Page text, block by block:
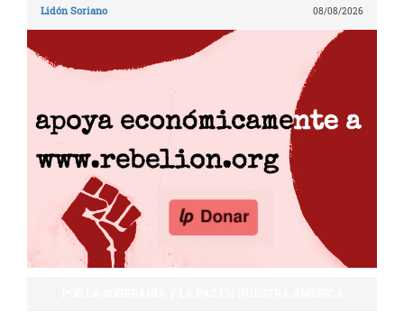
Lidón Soriano 08/08/2026